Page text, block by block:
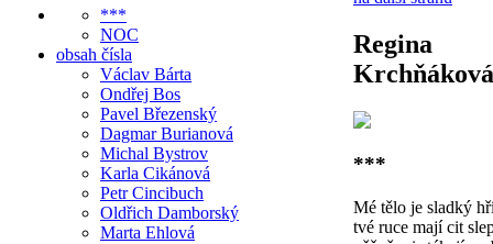
***
NOC
obsah čísla
Václav Bárta
Ondřej Bos
Pavel Březenský
Dagmar Burianová
Michal Bystrov
Karla Cikánová
Petr Cincibuch
Oldřich Damborský
Marta Ehlová
Regina
Krchňáková
***
Mé tělo je sladký
tvé ruce mají cit